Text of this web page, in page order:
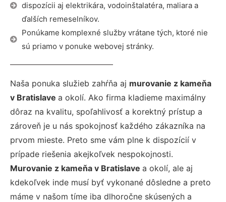
dispozícii aj elektrikára, vodoinštalatéra, maliara a
ďalších remeselníkov.
Ponúkame komplexné služby vrátane tých, ktoré nie
sú priamo v ponuke webovej stránky.
Naša ponuka služieb zahŕňa aj murovanie z kameňa
v Bratislave a okolí. Ako firma kladieme maximálny
dôraz na kvalitu, spoľahlivosť a korektný prístup a
zároveň je u nás spokojnosť každého zákazníka na
prvom mieste. Preto sme vám plne k dispozícií v
prípade riešenia akejkoľvek nespokojnosti.
Murovanie z kameňa v Bratislave a okolí, ale aj
kdekoľvek inde musí byť vykonané dôsledne a preto
máme v našom tíme iba dlhoročne skúsených a